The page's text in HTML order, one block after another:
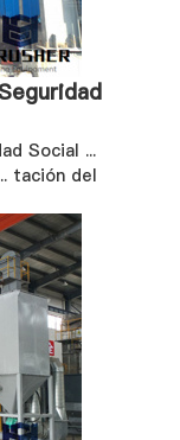
Social ...
tación del